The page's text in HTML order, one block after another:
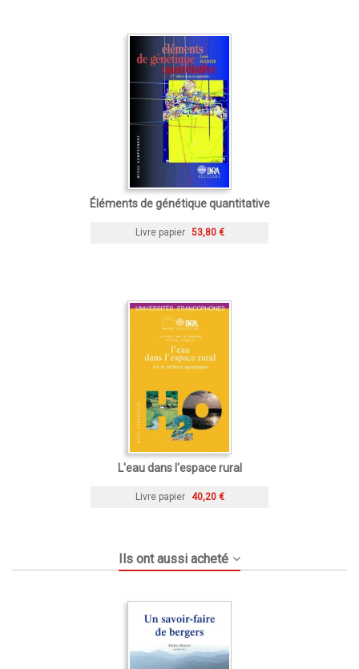
Éléments de génétique quantitative
Livre papier 53,80 €
L'eau dans l'espace rural
Livre papier 40,20 €
Ils ont aussi acheté